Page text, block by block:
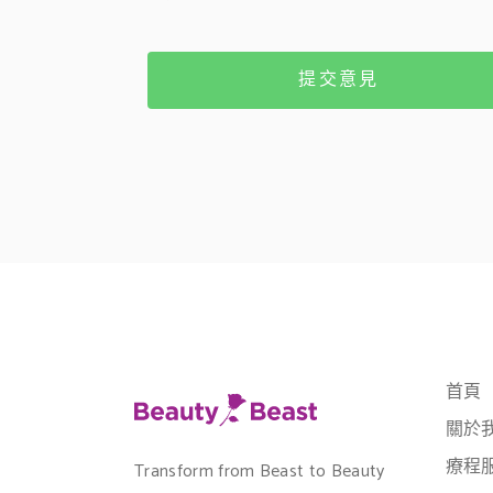
提交意見
Transform from Beast to Beauty
首頁
關於
療程